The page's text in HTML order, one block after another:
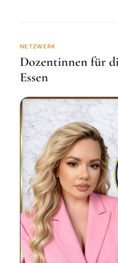
NETZWERK
Dozentinnen für
Essen